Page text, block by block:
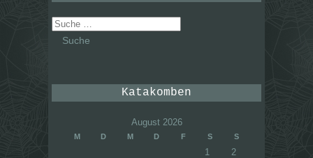
Suche
nach:
Katakomben
August 2026
M D M D F S S
1
2